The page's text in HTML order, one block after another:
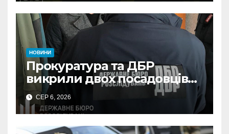
НОВИНИ
Прокуратура та ДБР
викрили двох посадовців
ДПС Сумщини на вимаганні
неправомірної вигоди у
ФОПа
СЕР 6, 2026